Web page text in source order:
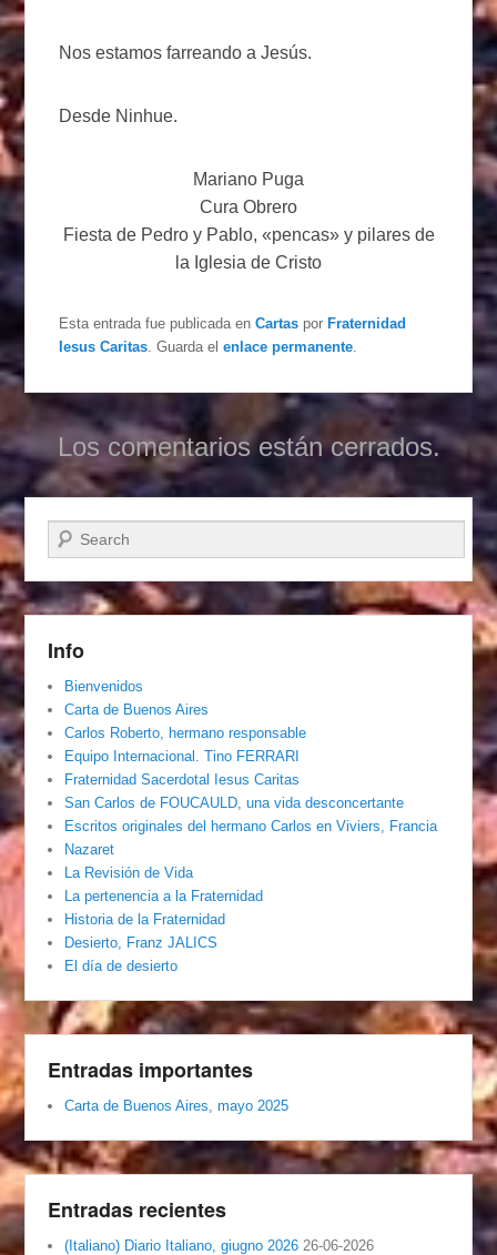
Nos estamos farreando a Jesús.
Desde Ninhue.
Mariano Puga
Cura Obrero
Fiesta de Pedro y Pablo, «pencas» y pilares de
la Iglesia de Cristo
Esta entrada fue publicada enCartas porFraternidad
Iesus Caritas . Guarda elenlace permanente
Los comentarios están cerrados.
Buscar
Info
Bienvenidos
Carta de Buenos Aires
Carlos Roberto, hermano responsable
Equipo Internacional. Tino FERRARI
Fraternidad Sacerdotal Iesus Caritas
San Carlos de FOUCAULD, una vida desconcertante
Escritos originales del hermano Carlos en Viviers, Francia
Nazaret
La Revisión de Vida
La pertenencia a la Fraternidad
Historia de la Fraternidad
Desierto, Franz JALICS
El día de desierto
Entradas importantes
Carta de Buenos Aires, mayo 2025
Entradas recientes
(Italiano) Diario Italiano, giugno 2026 26-06-2026